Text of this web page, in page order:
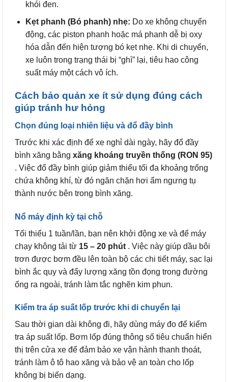
khói đen.
Kẹt phanh (Bó phanh) nhẹ: Do xe không chuyển
động, các piston phanh hoặc má phanh dễ bị oxy
hóa dẫn đến hiện tượng bó kẹt nhẹ. Khi di chuyển,
xe luôn trong trạng thái bị “ghì” lại, tiêu hao công
suất máy một cách vô ích.
Cách bảo quản xe ít sử dụng đúng cách
giúp tránh hư hỏng
Chọn đúng loại nhiên liệu và đổ đầy bình
Trước khi xác định để xe nghỉ dài ngày, hãy đổ đầy
bình xăng bằng xăng khoáng truyền thống (RON 95)
. Việc đổ đầy bình giúp giảm thiểu tối đa khoảng trống
chứa không khí, từ đó ngăn chặn hơi ẩm ngưng tụ
thành nước bên trong bình xăng.
Nổ máy định kỳ tại chỗ
Tối thiểu 1 tuần/lần, bạn nên khởi động xe và để máy
chạy không tải từ 15 – 20 phút . Việc này giúp dầu bôi
trơn được bơm đều lên toàn bộ các chi tiết máy, sạc lại
bình ắc quy và đẩy lượng xăng tồn đọng trong đường
ống ra ngoài, tránh làm tắc nghẽn kim phun.
Kiểm tra áp suất lốp trước khi di chuyển lại
Sau thời gian dài không đi, hãy dùng máy đo để kiểm
tra áp suất lốp. Bơm lốp đúng thông số tiêu chuẩn hiển
thị trên cửa xe để đảm bảo xe vận hành thanh thoát,
tránh làm ô tô hao xăng và bảo vệ an toàn cho lốp
không bị biến dạng.